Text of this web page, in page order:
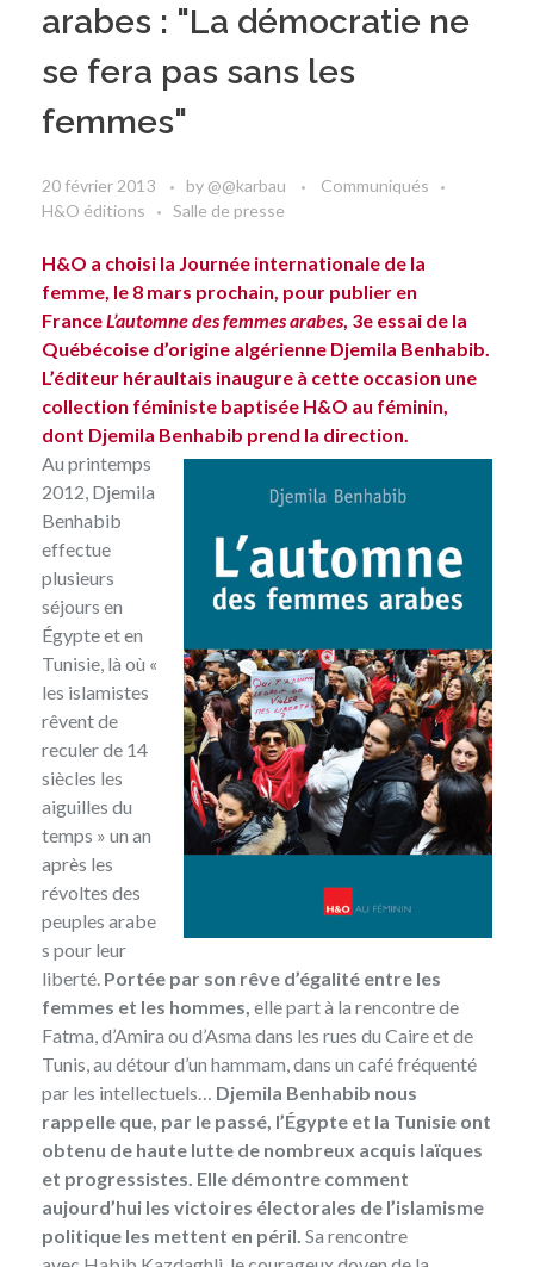
arabes : "La démocratie ne
se fera pas sans les
femmes"
20 février 2013 by @@karbau
Communiqués
H&O éditions
Salle de presse
H&O a choisi la Journée internationale de la
femme, le 8 mars prochain, pour publier en
FranceL’automne des femmes arabes , 3e essai de la
Québécoise d’origine algérienne Djemila Benhabib
L’éditeur héraultais inaugure à cette occasion une
collection féministe baptisée H&O au féminin,
dont Djemila Benhabib prend la direction.
Au printemps
2012, Djemila
Benhabib
effectue
plusieurs
séjours en
Égypte et en
Tunisie, là où «
les islamistes
rêvent de
reculer de 14
siècles les
aiguilles du
temps » un an
après les
révoltes des
peuples arabe
s pour leur
liberté. Portée par son rêve d’égalité entre les
femmes et les hommes, elle part à la rencontre de
Fatma, d’Amira ou d’Asma dans les rues du Caire et de
Tunis, au détour d’un hammam, dans un café fréquenté
par les intellectuels… Djemila Benhabib nous
rappelle que, par le passé, l’Égypte et la Tunisie ont
obtenu de haute lutte de nombreux acquis laïques
et progressistes. Elle démontre comment
aujourd’hui les victoires électorales de l’islamisme
politique les mettent en péril. Sa rencontre